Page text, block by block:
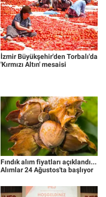
İzmir Büyükşehir'den Torbalı'da
'Kırmızı Altın' mesaisi
Fındık alım fiyatları açıklandı...
Alımlar 24 Ağustos'ta başlıyor